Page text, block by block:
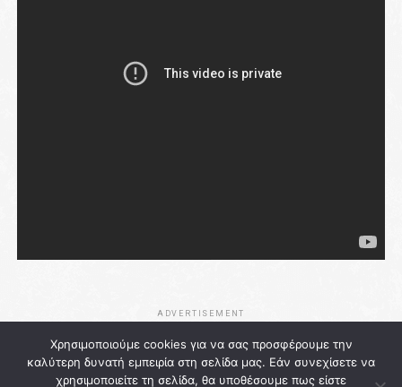
ADVERTISEMENT
Χρησιμοποιούμε cookies για να σας προσφέρουμε την
καλύτερη δυνατή εμπειρία στη σελίδα μας. Εάν συνεχίσετε να
χρησιμοποιείτε τη σελίδα, θα υποθέσουμε πως είστε